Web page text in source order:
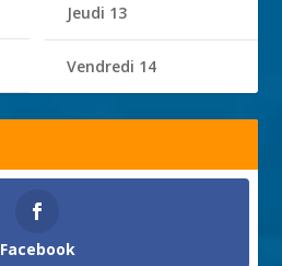
Jeudi 13
Vendredi 14
Facebook